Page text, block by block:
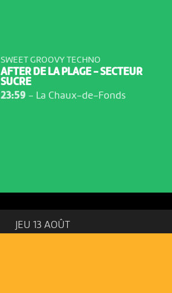
SWEET GROOVY TECHNO
AFTER DE LA PLAGE - SECTEUR
SUCRE
23:59 - La Chaux-de-Fonds
JEU 13 AOÛT